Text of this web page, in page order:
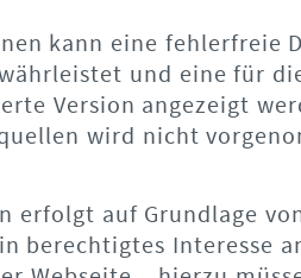
kann eine fehlerfreie
und eine für
Version angezeigt
wird nicht
erfolgt auf Grundlage
berechtigtes Interesse